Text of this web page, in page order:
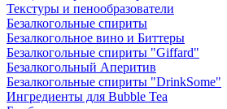
Текстуры и пенообразователи
Безалкогольные спириты
Безалкогольное вино и Биттеры
Безалкогольные спириты "Giffard"
Безалкогольный Аперитив
Безалкогольные спириты "DrinkSome"
Ингредиенты для Bubble Tea